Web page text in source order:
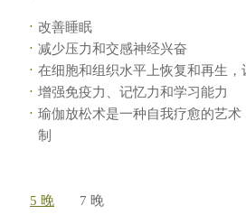
改善睡眠
减少压力和交感神经兴奋
在细胞和组织水平上恢复和再生，
增强免疫力、记忆力和学习能力
瑜伽放松术是一种自我疗愈的艺
制
5 晚 7 晚